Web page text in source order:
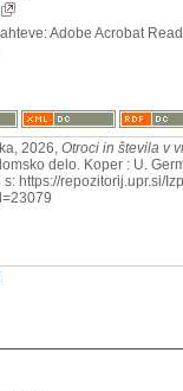
Adobe Acrobat
2026, Otroci in števila v
delo. Koper : U.
https://repozitorij.upr.si/